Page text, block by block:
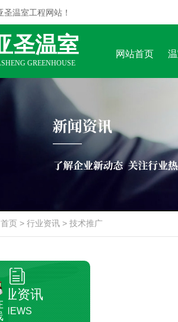
温室工程网站！
圣温室
GREENHOUSE
网站首页
首页 > 行业资讯 > 技术推广
业资讯
NEWS